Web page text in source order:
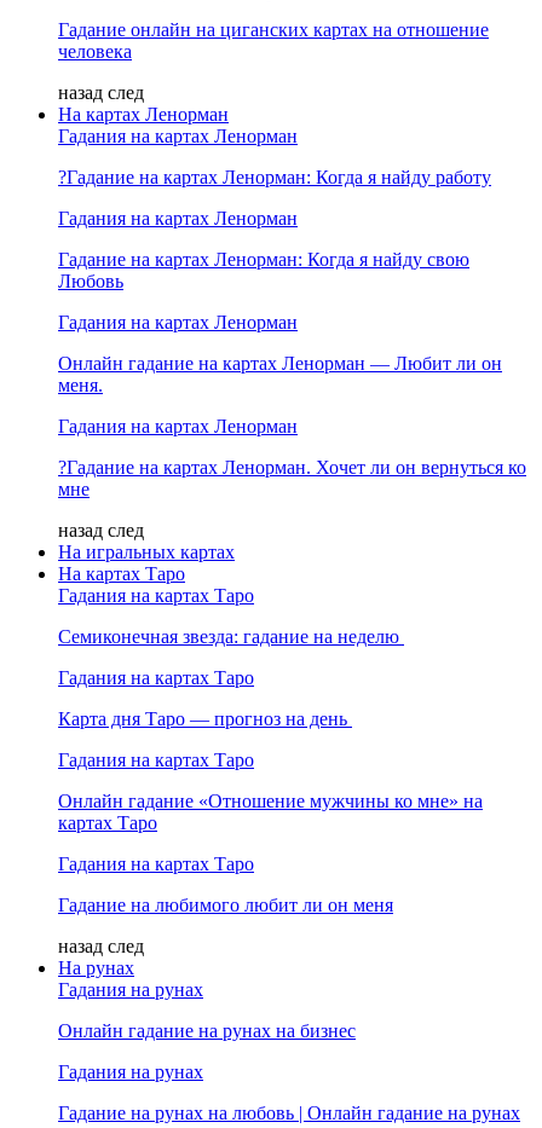
Гадание онлайн на циганских картах на отношение
человека
назад след
На картах Ленорман
Гадания на картах Ленорман
?Гадание на картах Ленорман: Когда я найду работу
Гадания на картах Ленорман
Гадание на картах Ленорман: Когда я найду свою
Любовь
Гадания на картах Ленорман
Онлайн гадание на картах Ленорман — Любит ли он
меня.
Гадания на картах Ленорман
?Гадание на картах Ленорман. Хочет ли он вернуться ко
мне
назад след
На игральных картах
На картах Таро
Гадания на картах Таро
Семиконечная звезда: гадание на неделю
Гадания на картах Таро
Карта дня Таро — прогноз на день
Гадания на картах Таро
Онлайн гадание «Отношение мужчины ко мне» на
картах Таро
Гадания на картах Таро
Гадание на любимого любит ли он меня
назад след
На рунах
Гадания на рунах
Онлайн гадание на рунах на бизнес
Гадания на рунах
Гадание на рунах на любовь | Онлайн гадание на рунах